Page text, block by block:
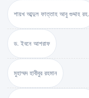
শায়খ আব্দুল ফাত্তাহ আবু গুদ্দাহ রহ.
ড. ইবনে আশরাফ
মুহাম্মদ হাবীবুর রহমান